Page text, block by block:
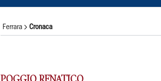
Ferrara Cronaca